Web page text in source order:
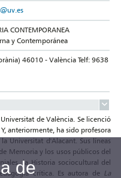
CONTEMPORANEA
y Contemporánea
46010 - València Telf: 9638
de València. Se licenció
anteriormente, ha sido profesora
Universitat d'Alacant. Sus líneas
Memoria y los usos públicos del
la Historia sociocultural del
crítica. Es autora de La
de